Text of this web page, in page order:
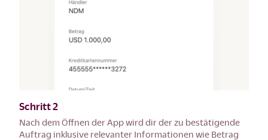
Schritt 2
Nach dem Öffnen der App wird dir der zu bestätigende
Auftrag inklusive relevanter Informationen wie Betrag